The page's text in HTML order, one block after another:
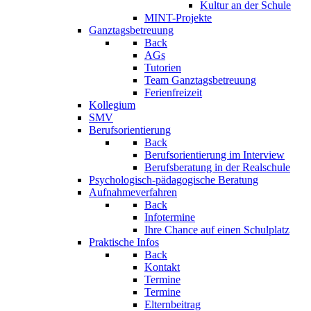
Kultur an der Schule
MINT-Projekte
Ganztagsbetreuung
Back
AGs
Tutorien
Team Ganztagsbetreuung
Ferienfreizeit
Kollegium
SMV
Berufsorientierung
Back
Berufsorientierung im Interview
Berufsberatung in der Realschule
Psychologisch-pädagogische Beratung
Aufnahmeverfahren
Back
Infotermine
Ihre Chance auf einen Schulplatz
Praktische Infos
Back
Kontakt
Termine
Termine
Elternbeitrag